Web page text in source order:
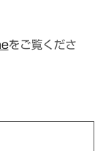
をご覧くださ